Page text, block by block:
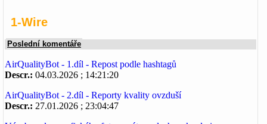
1-Wire
Poslední komentáře
AirQualityBot - 1.díl - Repost podle hashtagů
Descr.: 04.03.2026 ; 14:21:20
AirQualityBot - 2.díl - Reporty kvality ovzduší
Descr.: 27.01.2026 ; 23:04:47